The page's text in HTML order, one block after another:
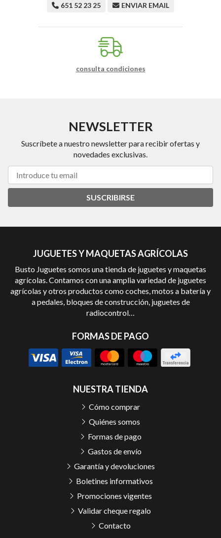
651 52 23 25 ENVIAR EMAIL
consulta condiciones
NEWSLETTER
Suscríbete a nuestro newsletter para recibir ofertas y
novedades exclusivas.
SUSCRIBIRSE
JUGUETES Y MAQUETAS AGRÍCOLAS
Busto Juguetes somos una tienda de juguetes y maquetas
agrícolas. Contamos con una amplia variedad de juguetes
agrícolas y otros productos como coches, motos a batería y
a pedales, bloques de construcción, juguetes de
radiocontrol…
FORMAS DE PAGO
NUESTRA TIENDA
Cómo comprar
Quiénes somos
Formas de pago
Gastos de envío
Garantía y devoluciones
Boletines informativos
Promociones vigentes
Validar cheque regalo
Contacto